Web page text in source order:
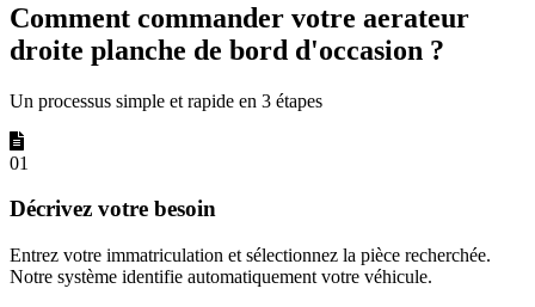
Comment commander votre aerateur
droite planche de bord d'occasion ?
Un processus simple et rapide en 3 étapes
01
Décrivez votre besoin
Entrez votre immatriculation et sélectionnez la pièce recherchée.
Notre système identifie automatiquement votre véhicule.